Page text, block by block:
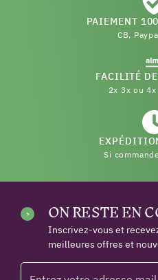
PAIEMENT
CB,
FACILITÉ
2x 3x ou
Si
ON RESTE EN
Inscrivez-vous et
meilleures offres et